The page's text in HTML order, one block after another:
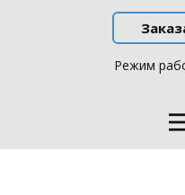
Режим